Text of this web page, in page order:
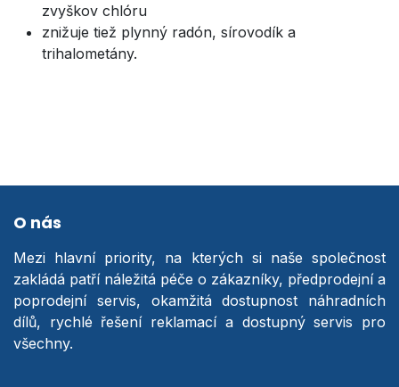
zvyškov chlóru
znižuje tiež plynný radón, sírovodík a
trihalometány.
O nás
Mezi hlavní priority, na kterých si naše společnost
zakládá patří náležitá péče o zákazníky, předprodejní a
poprodejní servis, okamžitá dostupnost náhradních
dílů, rychlé řešení reklamací a dostupný servis pro
všechny.